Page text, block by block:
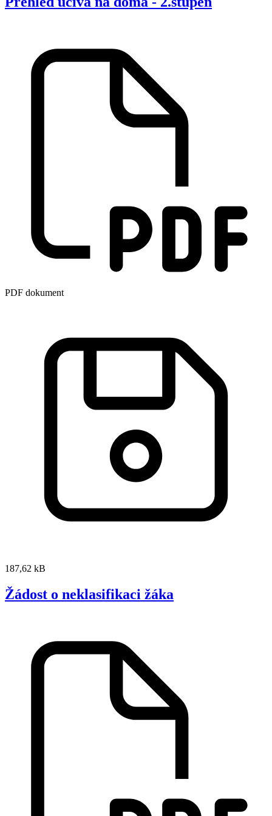
PDF dokument
187,62 kB
Žádost o neklasifikaci žáka